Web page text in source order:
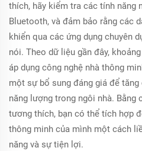
thích, hãy kiểm tra các tính năng
Bluetooth, và đảm bảo rằng các
khiển qua các ứng dụng chuyên
nói. Theo dữ liệu gần đây,
áp dụng công nghệ nhà thông
một sự bổ sung đáng giá để
năng lượng trong ngôi nhà. Bằng
tương thích, bạn có thể tích hợp
thông minh của mình một cách
năng và sự tiện lợi.